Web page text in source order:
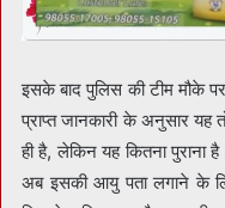
इसके बाद पुलिस की टीम मौके
प्राप्त जानकारी के अनुसार
ही है, लेकिन यह कितना पुराना
अब इसकी आयु पता लगाने के